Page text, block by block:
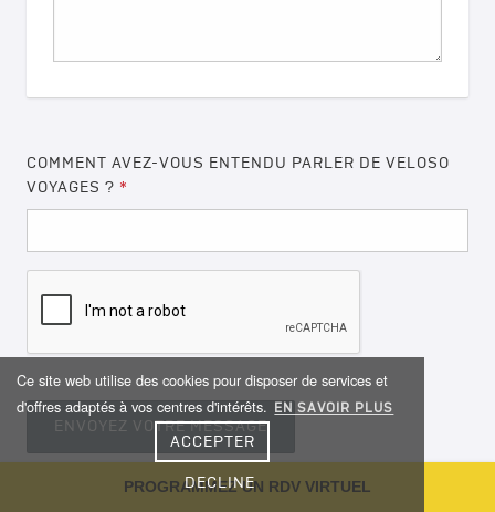
Ce site web utilise des cookies pour disposer de services et
d'offres adaptés à vos centres d'intérêts.
EN SAVOIR PLUS
DECLINE
ACCEPTER
PROGRAMMEZ UN RDV VIRTUEL
COMMENT AVEZ-VOUS ENTENDU PARLER DE VELOSO
VOYAGES ? *